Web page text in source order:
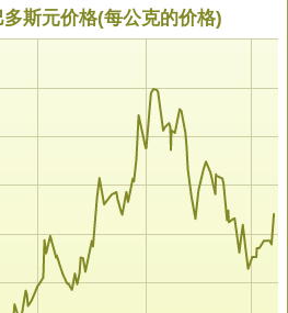
斯元价格(每公克的价格)